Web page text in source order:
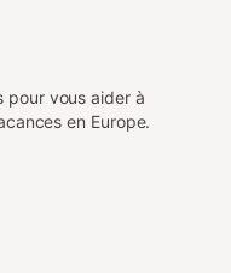
pour vous aider à
en Europe.